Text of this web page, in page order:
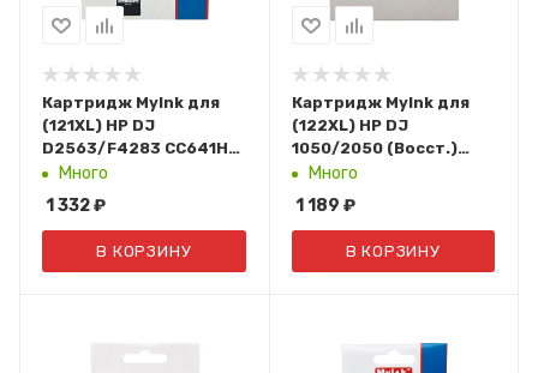
Картридж MyInk для
(121XL) HP DJ
D2563/F4283 CC641HE
(Восст.) Black
Много
1 332₽
В КОРЗИНУ
Картридж MyInk для
(122XL) HP DJ
1050/2050 (Восст.)
Black Т/У (CH563HE)
Много
1 189 ₽
В КОРЗИНУ